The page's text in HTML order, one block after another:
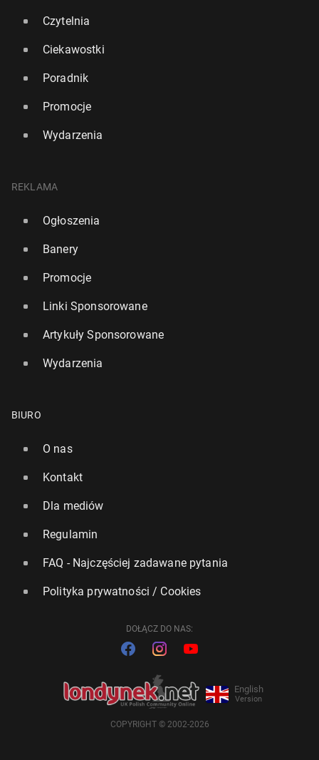
Czytelnia
Ciekawostki
Poradnik
Promocje
Wydarzenia
REKLAMA
Ogłoszenia
Banery
Promocje
Linki Sponsorowane
Artykuły Sponsorowane
Wydarzenia
BIURO
O nas
Kontakt
Dla mediów
Regulamin
FAQ - Najczęściej zadawane pytania
Polityka prywatności / Cookies
DOŁĄCZ DO NAS:
English
Version
COPYRIGHT © 2002-2026